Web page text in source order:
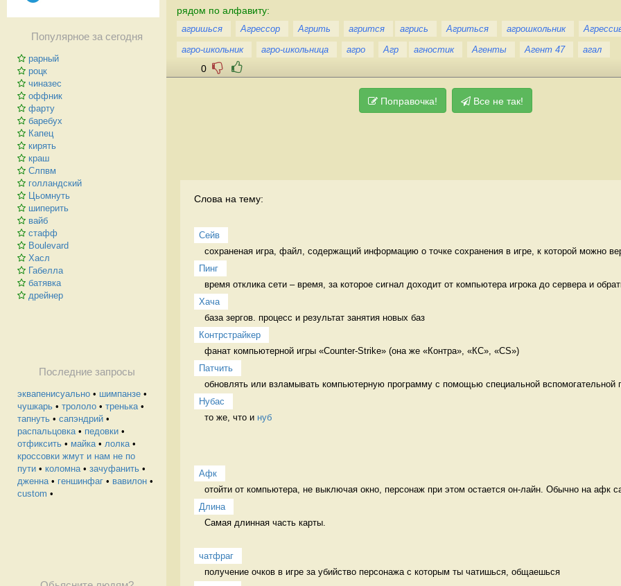
Популярное за сегодня
рарный
роцк
чиназес
оффник
фарту
баребух
Капец
кирять
краш
Слпвм
голландский
Цьомнуть
шиперить
вайб
стафф
Boulevard
Хасл
Габелла
батявка
дрейнер
Последние запросы
эквапенисуально • шимпанзе •
чушкарь • трололо • тренька•
тапнуть • сапэндрий •
распальцовка• педовки •
отфиксить • майка• лолка•
кроссовки жмут и нам не по
пути • коломна• зачуфанить •
дженна• геншинфаг • вавилон •
custom •
рядом по алфавиту:
агришься Агрессор Агрить агрится агрись Агриться агрошкольник
агро-школьник
агро-школьница агро Агр агностик Агенты Агент 47 агал
0
Поправочка! Все не так!
Слова на тему:
Сейв
сохраненая игра, файл, содержащий информацию о точке сохранения в игре, к которой можно
Пинг
время отклика сети – время, за которое сигнал доходит от компьютера игрока до сервера и
Хача
база зергов. процесс и результат занятия новых баз
Контрстрайкер
фанат компьютерной игры «Counter-Strike» (она же «Контра», «КС», «CS»)
Патчить
обновлять или взламывать компьютерную программу с помощью специальной вспомогательной
Нубас
то же, что и нуб
Афк
отойти от компьютера, не выключая окно, персонаж при этом остается он-лайн. Обычно на афк
Длина
Самая длинная часть карты.
чатфраг
получение очков в игре за убийство персонажа с которым ты чатишься, общаешься